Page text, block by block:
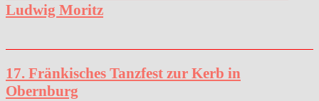
Ludwig Moritz
17. Fränkisches Tanzfest zur Kerb in
Obernburg